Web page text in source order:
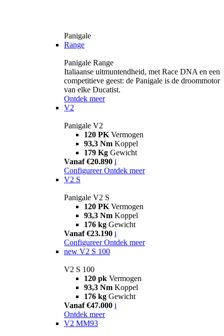
Panigale
Range
Panigale Range
Italiaanse uitmuntendheid, met Race DNA en een
competitieve geest: de Panigale is de droommotor
van elke Ducatist.
Ontdek meer
V2
Panigale V2
120 PK Vermogen
93,3 Nm Koppel
179 Kg Gewicht
Vanaf €20.890 i
Configureer Ontdek meer
V2 S
Panigale V2 S
120 PK Vermogen
93,3 Nm Koppel
176 kg Gewicht
Vanaf €23.190 i
Configureer Ontdek meer
new V2 S 100
V2 S 100
120 pk Vermogen
93,3 Nm Koppel
176 kg Gewicht
Vanaf €47.000 i
Ontdek meer
V2 MM93